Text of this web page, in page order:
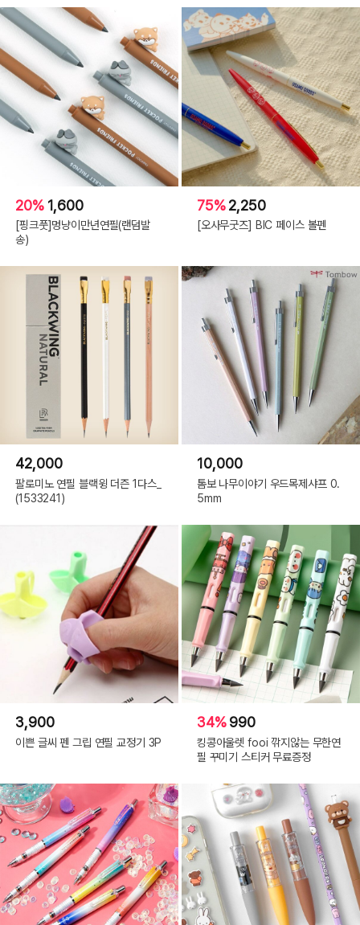
20% 1,600
[핑크풋]멍냥이만년연필(랜덤발
송)
75%2,250
[오사무굿즈] BIC 페이스 볼펜
42,000
팔로미노 연필 블랙윙 더즌 1다스_
(1533241)
10,000
톰보 나무이야기 우드목제샤프 0.
5mm
3,900
이쁜 글씨 펜 그립 연필 교정기 3P
34%990
킹콩아울렛 fooi 깎지않는 무한연
필 꾸미기 스티커 무료증정